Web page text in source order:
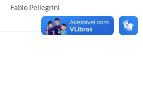
Fabio Pellegrini